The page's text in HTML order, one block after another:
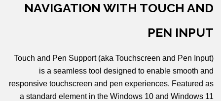
NAVIGATION WITH TOUCH AND
PEN INPUT
Touch and Pen Support (aka Touchscreen and Pen Input)
is a seamless tool designed to enable smooth and
responsive touchscreen and pen experiences. Featured as
a standard element in the Windows 10 and Windows 11